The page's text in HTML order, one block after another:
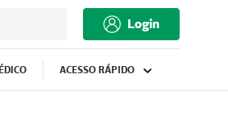
Login
ACESSO RÁPIDO